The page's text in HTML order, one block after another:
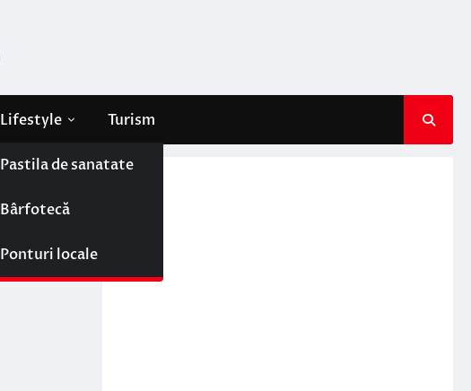
Lifestyle
Pastila de sanatate
Bârfotecă
Ponturi locale
Turism